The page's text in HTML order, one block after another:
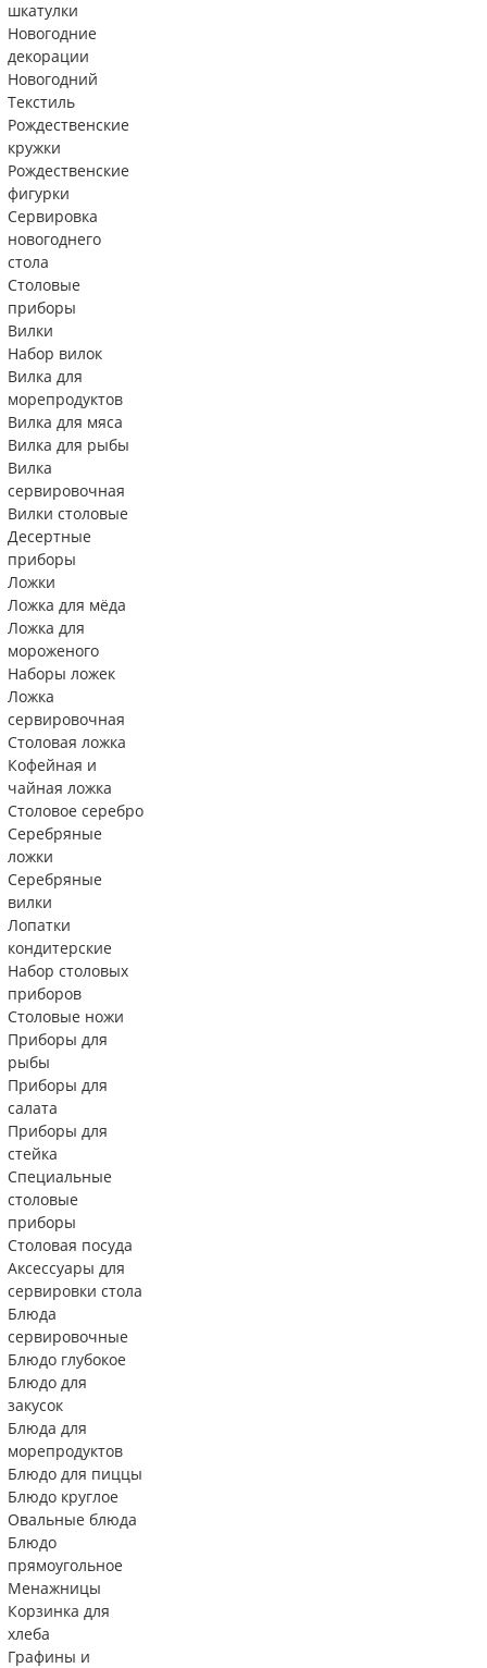
шкатулки
Новогодние
декорации
Новогодний
Текстиль
Рождественские
кружки
Рождественские
фигурки
Сервировка
новогоднего
стола
Столовые
приборы
Вилки
Набор вилок
Вилка для
морепродуктов
Вилка для мяса
Вилка для рыбы
Вилка
сервировочная
Вилки столовые
Десертные
приборы
Ложки
Ложка для мёда
Ложка для
мороженого
Наборы ложек
Ложка
сервировочная
Столовая ложка
Кофейная и
чайная ложка
Столовое серебро
Серебряные
ложки
Серебряные
вилки
Лопатки
кондитерские
Набор столовых
приборов
Столовые ножи
Приборы для
рыбы
Приборы для
салата
Приборы для
стейка
Специальные
столовые
приборы
Столовая посуда
Аксессуары для
сервировки стола
Блюда
сервировочные
Блюдо глубокое
Блюдо для
закусок
Блюда для
морепродуктов
Блюдо для пиццы
Блюдо круглое
Овальные блюда
Блюдо
прямоугольное
Менажницы
Корзинка для
хлеба
Графины и